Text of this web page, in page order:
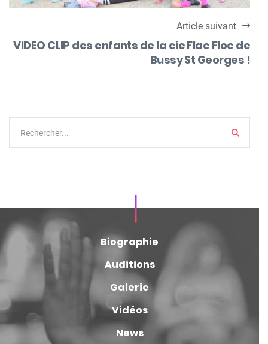
Article suivant
VIDEO CLIP des enfants de la cie Flac Floc de
Bussy St Georges !
Biographie
Auditions
Galerie
Vidéos
News